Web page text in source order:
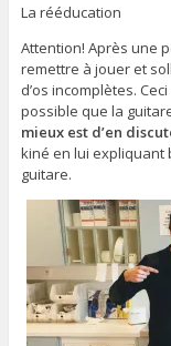
La rééducation
Attention! Après une
remettre à jouer et
d’os incomplètes.
possible que la
mieux est d’en
kiné en lui expliquant
guitare.